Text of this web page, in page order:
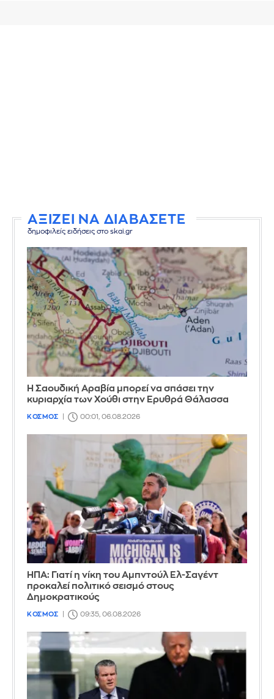
ΑΞΙΖΕΙ ΝΑ ΔΙΑΒΑΣΕΤΕ
δημοφιλείς ειδήσεις στο skai.gr
Η Σαουδική Αραβία μπορεί να σπάσει την
κυριαρχία των Χούθι στην Ερυθρά Θάλασσα
ΚΟΣΜΟΣ 00:01, 06.08.2026
ΗΠΑ: Γιατί η νίκη του Αμπντούλ Ελ-Σαγέντ
προκαλεί πολιτικό σεισμό στους
Δημοκρατικούς
ΚΟΣΜΟΣ 09:35, 06.08.2026